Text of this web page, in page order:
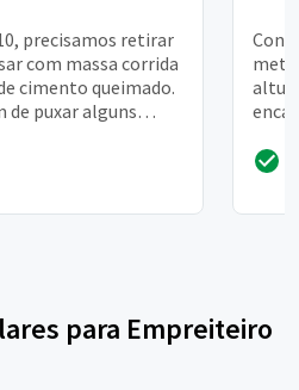
precisamos retirar
com massa corrida
cimento queimado.
puxar alguns
para Empreiteiro